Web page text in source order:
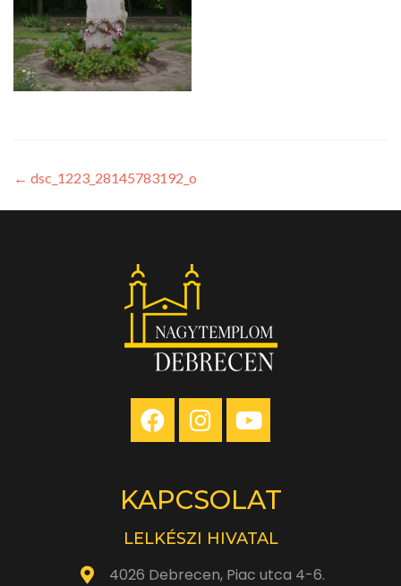
← dsc_1223_28145783192_o
KAPCSOLAT
LELKÉSZI HIVATAL
4026 Debrecen, Piac utca 4-6.